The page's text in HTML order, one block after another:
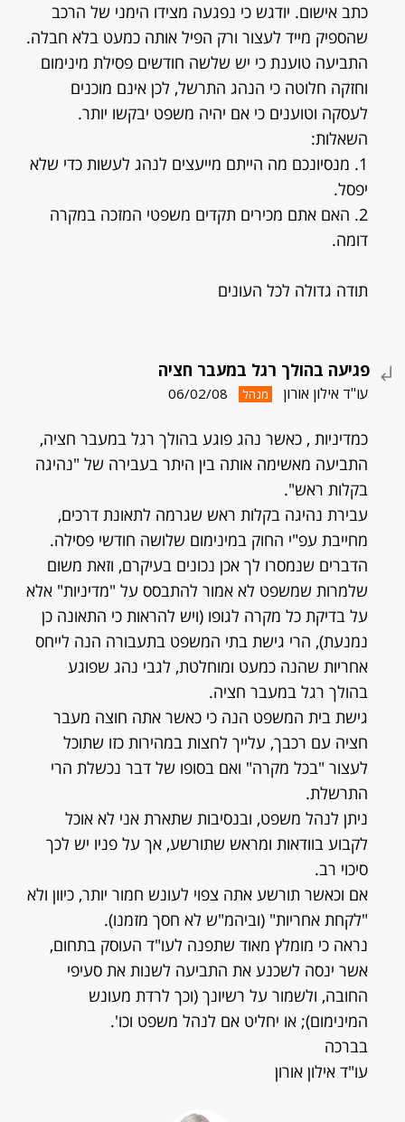
כתב אישום. יודגש כי נפגעה מצידו הימני של הרכב
שהספיק מייד לעצור ורק הפיל אותה כמעט בלא חבלה.
התביעה טוענת כי יש שלשה חודשים פסילת מינימום
וחזקה חלוטה כי הנהג התרשל, לכן אינם מוכנים
לעסקה וטוענים כי אם יהיה משפט יבקשו יותר.
השאלות:
1. מנסיונכם מה הייתם מייעצים לנהג לעשות כדי שלא
יפסל.
2. האם אתם מכירים תקדים משפטי המזכה במקרה
דומה.
תודה גדולה לכל העונים
פגיעה בהולך רגל במעבר חציה
עו"ד אילון אורון מנהל 06/02/08
כמדיניות , כאשר נהג פוגע בהולך רגל במעבר חציה,
התביעה מאשימה אותה בין היתר בעבירה של "נהיגה
בקלות ראש".
עבירת נהיגה בקלות ראש שגרמה לתאונת דרכים,
מחייבת עפ"י החוק במינימום שלושה חודשי פסילה.
הדברים שנמסרו לך אכן נכונים בעיקרם, וזאת משום
שלמרות שמשפט לא אמור להתבסס על "מדיניות" אלא
על בדיקת כל מקרה לגופו (ויש להראות כי התאונה כן
נמנעת), הרי גישת בתי המשפט בתעבורה הנה לייחס
אחריות שהנה כמעט ומוחלטת, לגבי נהג שפוגע
בהולך רגל במעבר חציה.
גישת בית המשפט הנה כי כאשר אתה חוצה מעבר
חציה עם רכבך, עלייך לחצות במהירות כזו שתוכל
לעצור "בכל מקרה" ואם בסופו של דבר נכשלת הרי
התרשלת.
ניתן לנהל משפט, ובנסיבות שתארת אני לא אוכל
לקבוע בוודאות ומראש שתורשע, אך על פניו יש לכך
סיכוי רב.
אם וכאשר תורשע אתה צפוי לעונש חמור יותר, כיוון ולא
"לקחת אחריות" (וביהמ"ש לא חסך מזמנו).
נראה כי מומלץ מאוד שתפנה לעו"ד העוסק בתחום,
אשר ינסה לשכנע את התביעה לשנות את סעיפי
החובה, ולשמור על רשיונך (וכך לרדת מעונש
המינימום); או יחליט אם לנהל משפט וכו'.
בברכה
עו"ד אילון אורון